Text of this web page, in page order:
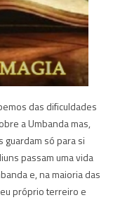
das dificuldades
a Umbanda mas,
só para si
passam uma vida
e, na maioria das
próprio terreiro e